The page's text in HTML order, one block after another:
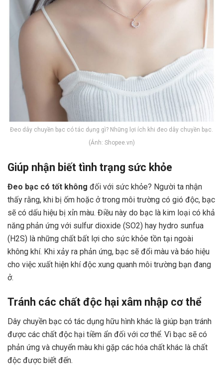
Đeo dây chuyền bạc có tác dụng gì? Những lợi ích khi đeo dây chuyền bạc.
(Ảnh: Shopee.vn)
Giúp nhận biết tình trạng sức khỏe
Đeo bạc có tốt không đối với sức khỏe? Người ta nhận
thấy rằng, khi bị ốm hoặc ở trong môi trường có gió độc, bạc
sẽ có dấu hiệu bị xỉn màu. Điều này do bạc là kim loại có khả
năng phản ứng với sulfur dioxide (SO2) hay hydro sunfua
(H2S) là những chất bất lợi cho sức khỏe tồn tại ngoài
không khí. Khi xảy ra phản ứng, bạc sẽ đổi màu và báo hiệu
cho việc xuất hiện khí độc xung quanh môi trường bạn đang
ở.
Tránh các chất độc hại xâm nhập cơ thể
Dây chuyền bạc có tác dụng hữu hình khác là giúp bạn tránh
được các chất độc hại tiềm ẩn đối với cơ thể. Vì bạc sẽ có
phản ứng và chuyển màu khi gặp các hóa chất khác là chất
độc được biết đến.